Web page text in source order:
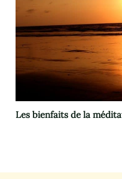
Les bienfaits de la